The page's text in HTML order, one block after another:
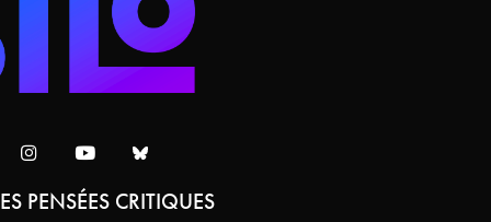
PENSÉES CRITIQUES